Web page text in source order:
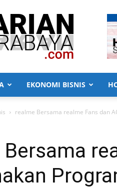
Harian
Surabaya
EKONOMI BISNIS
realme Bersama realme Fans dan